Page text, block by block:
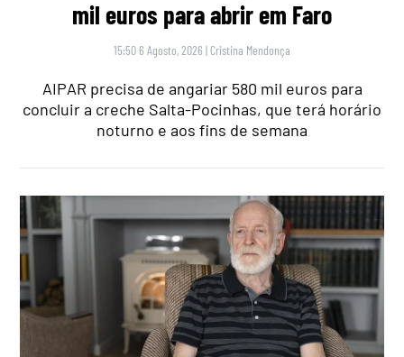
mil euros para abrir em Faro
15:50 6 Agosto, 2026 | Cristina Mendonça
AIPAR precisa de angariar 580 mil euros para
concluir a creche Salta-Pocinhas, que terá horário
noturno e aos fins de semana